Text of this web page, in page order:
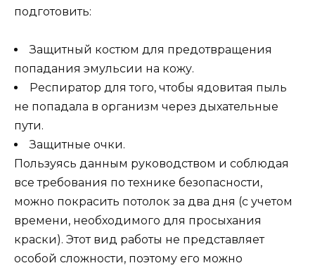
подготовить:
Защитный костюм для предотвращения
попадания эмульсии на кожу.
Респиратор для того, чтобы ядовитая пыль
не попадала в организм через дыхательные
пути.
Защитные очки.
Пользуясь данным руководством и соблюдая
все требования по технике безопасности,
можно покрасить потолок за два дня (с учетом
времени, необходимого для просыхания
краски). Этот вид работы не представляет
особой сложности, поэтому его можно